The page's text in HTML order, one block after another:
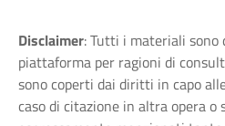
Disclaimer: Tutti i materiali sono
piattaforma per ragioni di
sono coperti dai diritti in capo
caso di citazione in altra opera o